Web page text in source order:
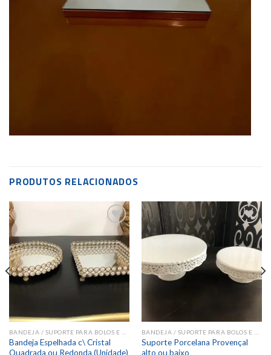
PRODUTOS RELACIONADOS
Add to
wishlist
Bandeja Espelhada c\ Cristal
Quadrada ou Redonda (Unidade)
Add to
wishlist
Suporte Porcelana Provençal
alto ou baixo